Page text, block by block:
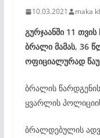
10.03.2021 maka
გურჯაანში 11
ბრალი მამას, 36
ოფიციალურად
ბრალის
ყვარლის
ბრალდებულის